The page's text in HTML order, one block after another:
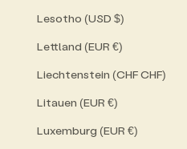
Lesotho (USD $)
Lettland (EUR €)
Liechtenstein (CHF CHF)
Litauen (EUR €)
Luxemburg (EUR €)